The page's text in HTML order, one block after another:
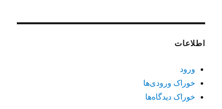
اطلاعات
ورود
خوراک ورودی‌ها
خوراک دیدگاه‌ها